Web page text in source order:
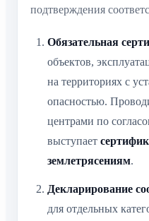
подтверждения
Обязательная
объектов,
на территориях с
опасностью.
центрами по
выступает
землетрясениям.
Декларирование
для отдельных